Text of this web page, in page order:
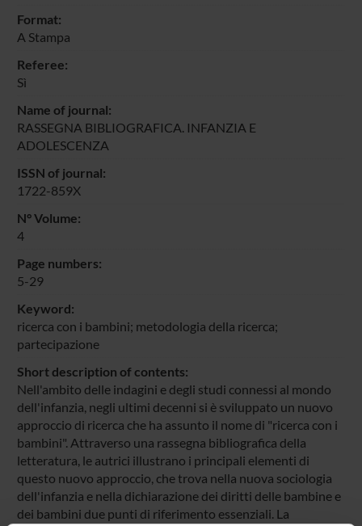
Format:
A Stampa
Referee:
Sì
Name of journal:
RASSEGNA BIBLIOGRAFICA. INFANZIA E
ADOLESCENZA
ISSN of journal:
1722-859X
N° Volume:
4
Page numbers:
5-29
Keyword:
ricerca con i bambini; metodologia della ricerca;
partecipazione
Short description of contents:
Nell'ambito delle indagini e degli studi connessi al mondo
dell'infanzia, negli ultimi decenni si è sviluppato un nuovo
approccio di ricerca che ha assunto il nome di "ricerca con i
bambini". Attraverso una rassegna bibliografica della
letteratura, le autrici illustrano i principali elementi di
questo nuovo approccio, che trova nella nuova sociologia
dell'infanzia e nella dichiarazione dei diritti delle bambine e
dei bambini due punti di riferimento essenziali. La